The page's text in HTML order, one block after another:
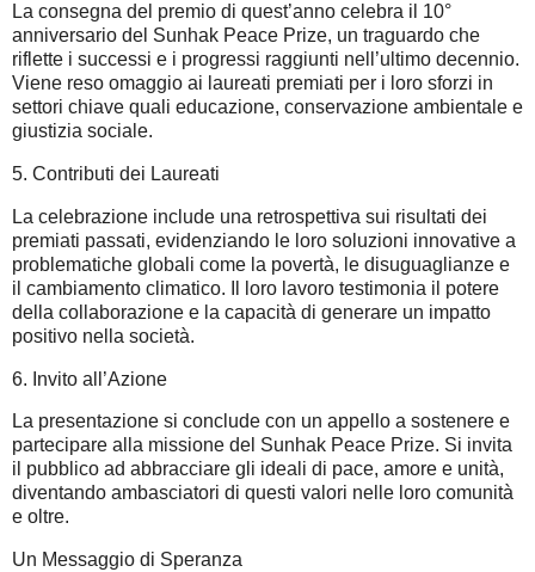
La consegna del premio di quest’anno celebra il 10°
anniversario del Sunhak Peace Prize, un traguardo che
riflette i successi e i progressi raggiunti nell’ultimo decennio.
Viene reso omaggio ai laureati premiati per i loro sforzi in
settori chiave quali educazione, conservazione ambientale e
giustizia sociale.
5. Contributi dei Laureati
La celebrazione include una retrospettiva sui risultati dei
premiati passati, evidenziando le loro soluzioni innovative a
problematiche globali come la povertà, le disuguaglianze e
il cambiamento climatico. Il loro lavoro testimonia il potere
della collaborazione e la capacità di generare un impatto
positivo nella società.
6. Invito all’Azione
La presentazione si conclude con un appello a sostenere e
partecipare alla missione del Sunhak Peace Prize. Si invita
il pubblico ad abbracciare gli ideali di pace, amore e unità,
diventando ambasciatori di questi valori nelle loro comunità
e oltre.
Un Messaggio di Speranza